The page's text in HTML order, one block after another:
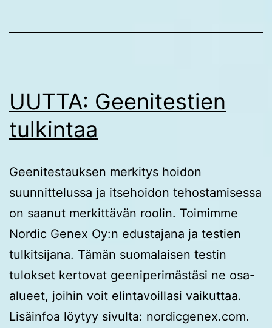
UUTTA: Geenitestien
tulkintaa
Geenitestauksen merkitys hoidon
suunnittelussa ja itsehoidon tehostamisessa
on saanut merkittävän roolin. Toimimme
Nordic Genex Oy:n edustajana ja testien
tulkitsijana. Tämän suomalaisen testin
tulokset kertovat geeniperimästäsi ne osa-
alueet, joihin voit elintavoillasi vaikuttaa.
Lisäinfoa löytyy sivulta: nordicgenex.com.